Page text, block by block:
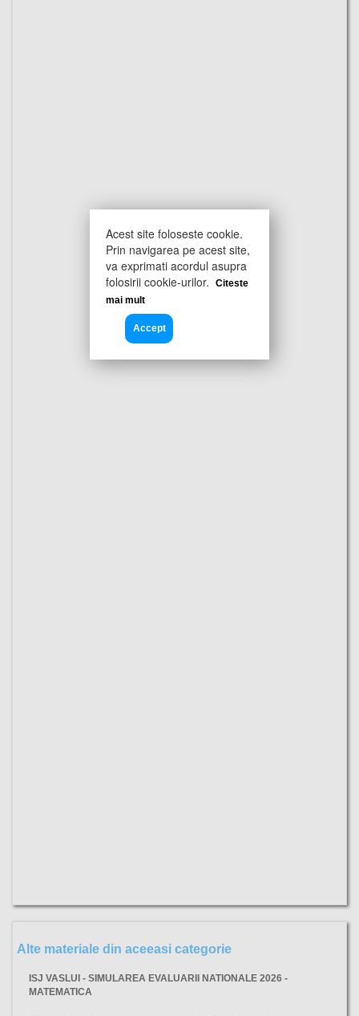
Alte materiale din aceeasi categorie
ISJ VASLUI - SIMULAREA EVALUARII NATIONALE 2026 -
MATEMATICA
Acest site foloseste cookie.
Prin navigarea pe acest site,
va exprimati acordul asupra
folosirii cookie-urilor.
Citeste
mai mult
Accept